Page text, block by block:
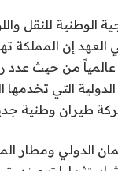
الوطنية للنقل
، قال ولي العهد إن
من حيث عدد
التي تخدمها
الدولي ومطار